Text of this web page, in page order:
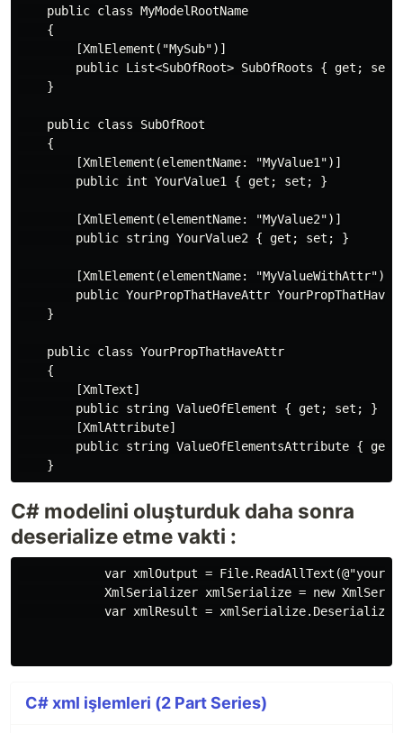
    public class MyModelRootName
    {
        [XmlElement("MySub")]
public List<SubOfRoot> SubOfRoots { get; set;
    }
    public class SubOfRoot
    {
        [XmlElement(elementName: "MyValue1")]
        public int YourValue1 { get; set; }
        [XmlElement(elementName: "MyValue2")]
        public string YourValue2 { get; set; }
        [XmlElement(elementName: "MyValueWithAttr")]
public YourPropThatHaveAttr
    }
    public class YourPropThatHaveAttr
    {
        [XmlText]
        public string ValueOfElement { get; set; }
        [XmlAttribute]
public string ValueOfElementsAttribute { get;
C# modelini oluşturduk daha sonra
deserialize etme vakti :
var xmlOutput =
XmlSerializer xmlSerialize = new
var xmlResult =
C# xml işlemleri (2 Part Series)